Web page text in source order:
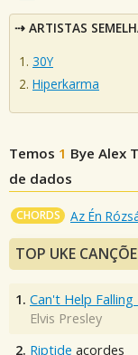
ARTISTAS
30Y
Hiperkarma
Temos 1 Bye Alex
de dados
CHORDS Az Én
TOP UKE
1. Can't Help Falling
Elvis Presley
2. Riptide acordes